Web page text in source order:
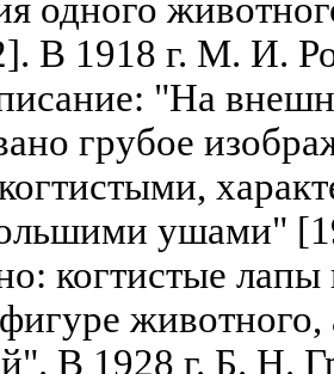
одного
В 1918 г. М. И.
"На
грубое
ушами"
когтистые
В 1928 г. Б. Н.